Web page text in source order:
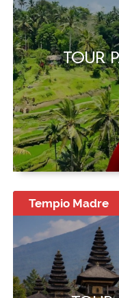
TOUR
Tempio Madre